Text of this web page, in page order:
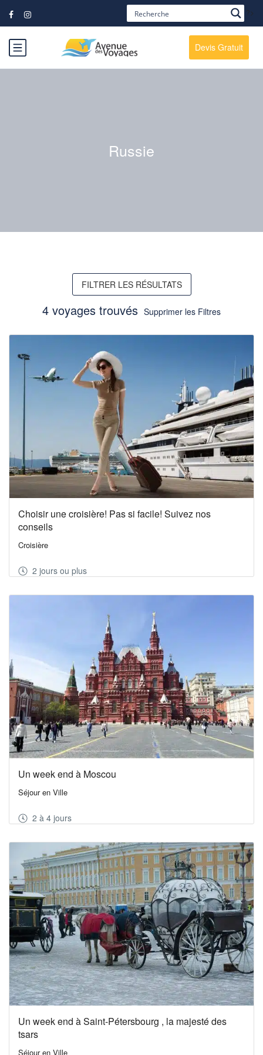
?>
Devis Gratuit
Russie
FILTRER LES RÉSULTATS
4 voyages trouvés Supprimer les Filtres
Choisir une croisière! Pas si facile! Suivez nos
conseils
Croisière
2 jours ou plus
Un week end à Moscou
Séjour en Ville
2 à 4 jours
Un week end à Saint-Pétersbourg , la majesté des
tsars
Séjour en Ville